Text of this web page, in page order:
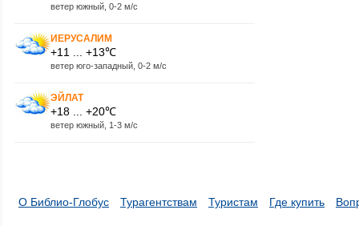
ветер южный, 0-2 м/с
ИЕРУСАЛИМ
+11 ... +13℃
ветер юго-западный, 0-2 м/с
ЭЙЛАТ
+18 ... +20℃
ветер южный, 1-3 м/с
О Библио-Глобус Турагентствам Туристам Где купить